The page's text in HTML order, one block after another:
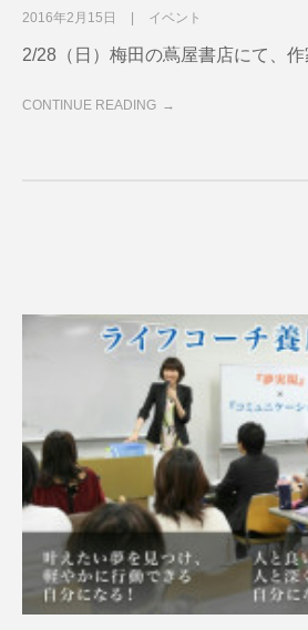
2016年2月15日 イベント
2/28（日）梅田の蔦屋書店にて、
CONTINUE READING